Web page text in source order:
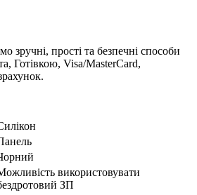
зручні, прості та безпечні способи
Готівкою, Visa/MasterCard,
використовувати
ЗП